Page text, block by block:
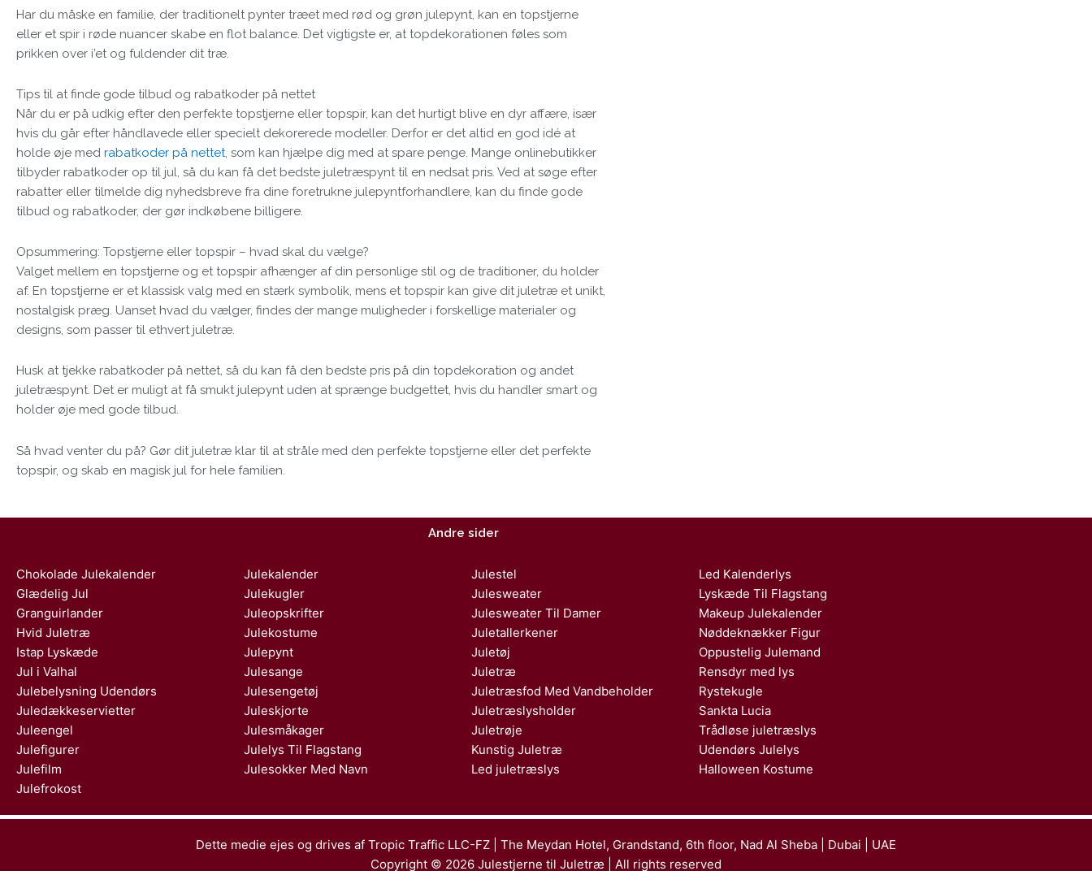
Har du måske en familie, der traditionelt pynter træet med rød og grøn julepynt, kan en topstjerne
eller et spir i røde nuancer skabe en flot balance. Det vigtigste er, at topdekorationen føles som
prikken over i’et og fuldender dit træ.
Tips til at finde gode tilbud og rabatkoder på nettet
Når du er på udkig efter den perfekte topstjerne eller topspir, kan det hurtigt blive en dyr affære, især
hvis du går efter håndlavede eller specielt dekorerede modeller. Derfor er det altid en god idé at
holde øje med rabatkoder på nettet, som kan hjælpe dig med at spare penge. Mange onlinebutikker
tilbyder rabatkoder op til jul, så du kan få det bedste juletræspynt til en nedsat pris. Ved at søge efter
rabatter eller tilmelde dig nyhedsbreve fra dine foretrukne julepyntforhandlere, kan du finde gode
tilbud og rabatkoder, der gør indkøbene billigere.
Opsummering: Topstjerne eller topspir – hvad skal du vælge?
Valget mellem en topstjerne og et topspir afhænger af din personlige stil og de traditioner, du holder
af. En topstjerne er et klassisk valg med en stærk symbolik, mens et topspir kan give dit juletræ et unikt,
nostalgisk præg. Uanset hvad du vælger, findes der mange muligheder i forskellige materialer og
designs, som passer til ethvert juletræ.
Husk at tjekke rabatkoder på nettet, så du kan få den bedste pris på din topdekoration og andet
juletræspynt. Det er muligt at få smukt julepynt uden at sprænge budgettet, hvis du handler smart og
holder øje med gode tilbud.
Så hvad venter du på? Gør dit juletræ klar til at stråle med den perfekte topstjerne eller det perfekte
topspir, og skab en magisk jul for hele familien.
Andre sider
Chokolade Julekalender
Glædelig Jul
Granguirlander
Hvid Juletræ
Istap Lyskæde
Jul i Valhal
Julebelysning Udendørs
Juledækkeservietter
Juleengel
Julefigurer
Julefilm
Julefrokost
Julekalender
Julekugler
Juleopskrifter
Julekostume
Julepynt
Julesange
Julesengetøj
Juleskjorte
Julesmåkager
Julelys Til Flagstang
Julesokker Med Navn
Julestel
Julesweater
Julesweater Til Damer
Juletallerkener
Juletøj
Juletræ
Juletræsfod Med Vandbeholder
Juletræslysholder
Juletrøje
Kunstig Juletræ
Led juletræslys
Led Kalenderlys
Lyskæde Til Flagstang
Makeup Julekalender
Nøddeknækker Figur
Oppustelig Julemand
Rensdyr med lys
Rystekugle
Sankta Lucia
Trådløse juletræslys
Udendørs Julelys
Halloween Kostume
Dette medie ejes og drives af Tropic Traffic LLC-FZ | The Meydan Hotel, Grandstand, 6th floor, Nad Al Sheba | Dubai | UAE
Copyright © 2026 Julestjerne til Juletræ | All rights reserved